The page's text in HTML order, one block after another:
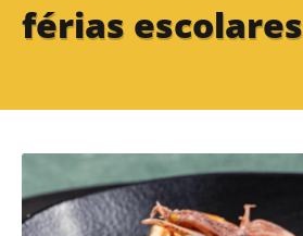
férias escolares